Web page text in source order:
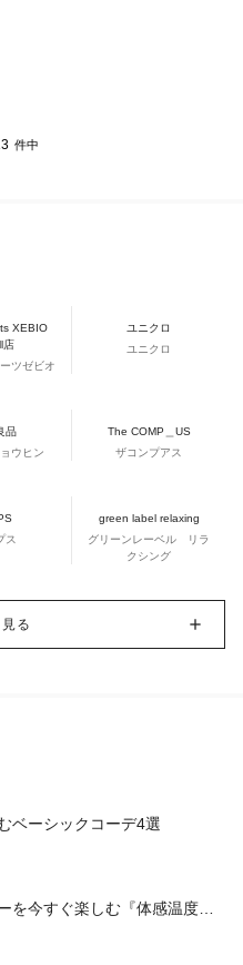
件中
XEBIO
店
ツゼビオ
ユニクロ
ユニクロ
品
ウヒン
The COMP＿US
ザコンプアス
ス
green label relaxing
グリーンレーベル リラ
クシング
る
ベーシックコーデ4選
を今すぐ楽しむ『体感温度